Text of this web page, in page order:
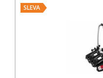
SLEVA